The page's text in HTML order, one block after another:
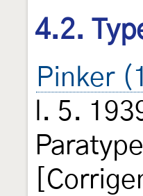
4.2.
Pinker
l. 5.